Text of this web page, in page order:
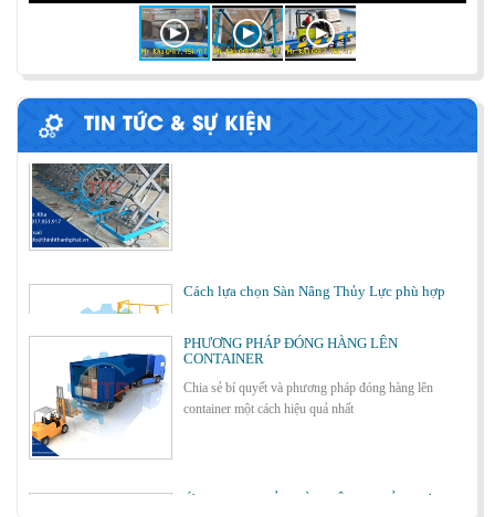
TIN TỨC & SỰ KIỆN
BÀN NÂNG THỦY LỰC MINI
Bơm thủy lực Dock leveler
CONTAINER
Chia sẻ bí quyết và phương pháp đóng hàng lên
container một cách hiệu quả nhất